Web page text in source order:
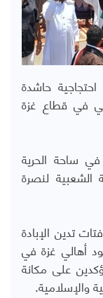
حاشدة
في قطاع غزة
ساحة الحرية
الشعبية لنصرة
تدين الإبادة
أهالي غزة في
على مكانة
والإسلامية.